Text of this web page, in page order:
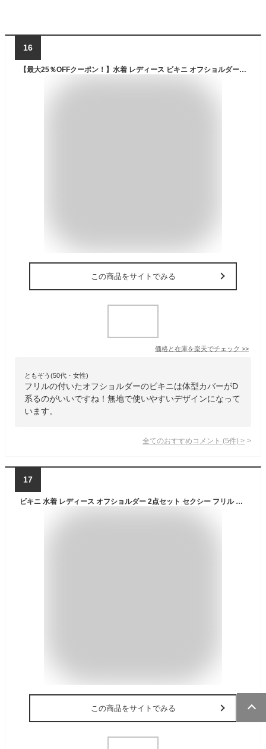
16
【最大25％OFFクーポン！】水着 レディース ビキニ オフショルダー 2way フリル スカート 3点セット 体型カバー水着 ぽっちゃり 10代 20代 30代 ママ水着 バックフリル セクシー シンプル レースアップ パッド付き バスト 盛れる 二の腕 お腹 お尻
この商品をサイトでみる
価格と在庫を楽天でチェック >>
ともぞう(50代・女性)
フリルの付いたオフショルダーのビキニは体型カバーがD
系るのがいいですね！無地で使いやすいデザインになって
います。
全てのおすすめコメント (5件) >
17
ビキニ 水着 レディース オフショルダー 2点セット セクシー フリル ショーツ 2タイプ ギャザー 10代 20代 30代 大人 ママ水着 二の腕 カバーアップ ボタニカル柄 ボーダー ワイヤー入り バスト 盛れる 2way バンドゥ かわいい 黒 即日発送
この商品をサイトでみる